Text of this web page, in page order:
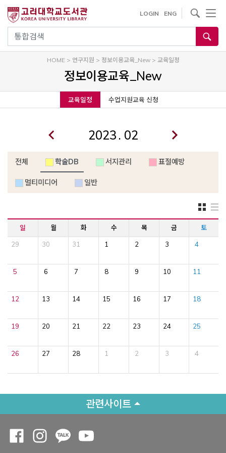
건
기
통합검색
LOGIN ENG
사이트내 검색
HOME> 연구지원 > 정보이용교육_New> 교육일정
정보이용교육_New
교육일정 수업지원교육 신청
.
전체 학술DB 서지관리 표절예방
멀티미디어 일반
일 월 화 수 목 금 토
29 30 31 1 2 3 4
5 6 7 8 9 10 11
12 13 14 15 16 17 18
19 20 21 22 23 24 25
26 27 28 1 2 3 4
관련사이트
Opens a new window
Opens a new window
Opens a new window